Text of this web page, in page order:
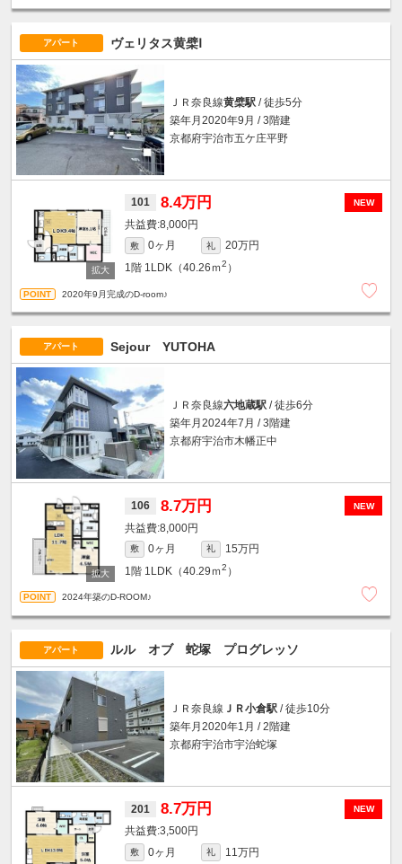
アパート ヴェリタス黄檗Ⅰ
ＪＲ奈良線黄檗駅/ 徒歩5分
築年月2020年9月 / 3階建
京都府宇治市五ケ庄平野
NEW
101 8.4万円
8,000円
敷 0ヶ月 礼
20万円
1階 1LDK（40.26ｍ2 ）
2020年9月完成のD-room♪
アパート Sejour YUTOHA
ＪＲ奈良線六地蔵駅/ 徒歩6分
築年月2024年7月 / 3階建
京都府宇治市木幡正中
NEW
106 8.7万円
8,000円
敷 0ヶ月 礼
15万円
1階 1LDK（40.29ｍ2 ）
2024年築のD-ROOM♪
アパート ルル オブ 蛇塚 プログレッソ
ＪＲ奈良線 ＪＲ小倉駅/ 徒歩10分
築年月2020年1月 / 2階建
京都府宇治市宇治蛇塚
NEW
201 8.7万円
3,500円
敷 0ヶ月 礼
11万円